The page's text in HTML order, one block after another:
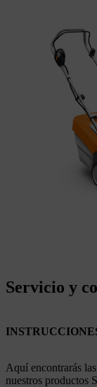
Servicio y
Aquí encontrarás
nuestros productos